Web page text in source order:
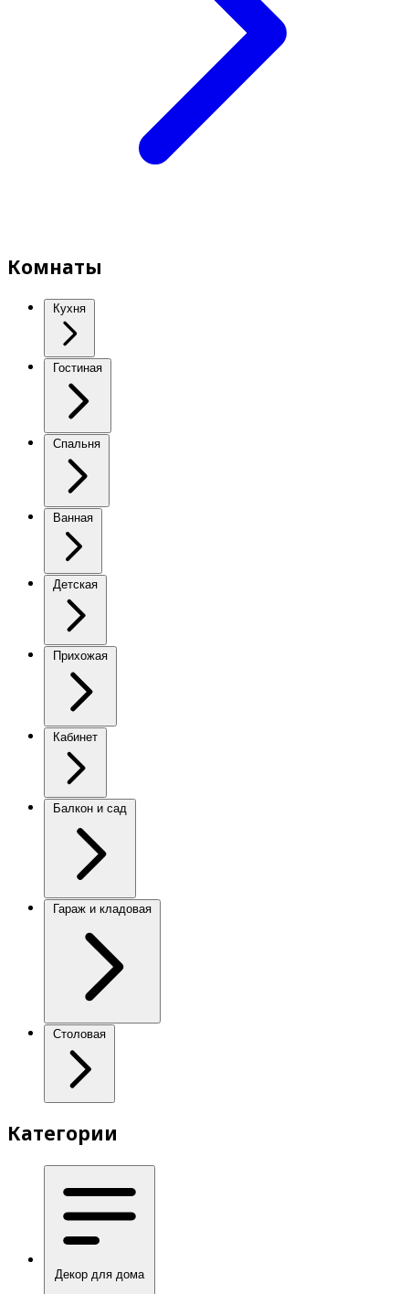
Комнаты
Кухня
Гостиная
Спальня
Ванная
Детская
Прихожая
Кабинет
Балкон и сад
Гараж и кладовая
Столовая
Категории
Декор для дома